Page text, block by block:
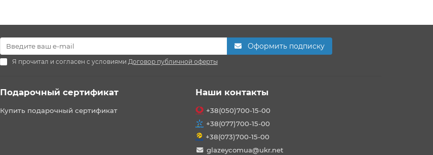
Оформить подписку
Я прочитал и согласен с условиями Договор публичной оферты
Подарочный сертификат
Купить подарочный сертификат
Наши контакты
+38(050)700-15-00
+38(077)700-15-00
+38(073)700-15-00
glazeycomua@ukr.net